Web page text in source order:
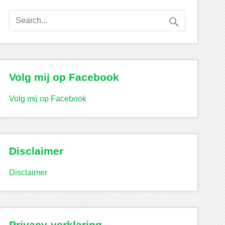
Volg mij op Facebook
Volg mij op Facebook
Disclaimer
Disclaimer